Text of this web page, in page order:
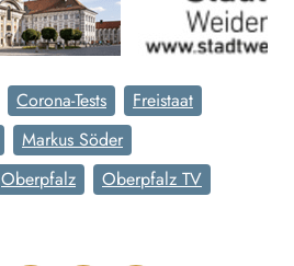
Corona-Tests
Freistaat
Markus Söder
Oberpfalz
Oberpfalz TV